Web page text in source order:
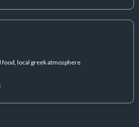
local greek atmosphere